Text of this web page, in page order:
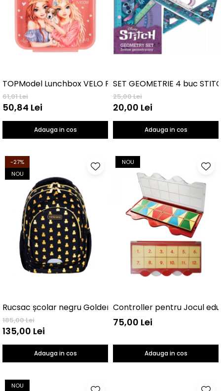
TOPModel Lunchbox VELO FLEUR
61,01 Lei
50,84 Lei
Adauga in cos
SET GEOMETRIE 4 buc
25,00 Lei
20,00 Lei
Adauga in cos
-27%
NOU
Rucsac școlar negru GoldenTeddy 3
185,00 Lei
135,00 Lei
Adauga in cos
NOU
Controller pentru Jocul
75,00 Lei
Adauga in cos
NOU